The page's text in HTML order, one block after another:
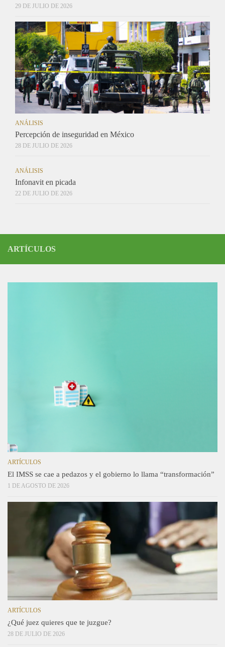
29 DE JULIO DE 2026
ANÁLISIS
Percepción de inseguridad en México
28 DE JULIO DE 2026
ANÁLISIS
Infonavit en picada
22 DE JULIO DE 2026
ARTÍCULOS
ARTÍCULOS
El IMSS se cae a pedazos y el gobierno lo llama “transformación”
1 DE AGOSTO DE 2026
ARTÍCULOS
¿Qué juez quieres que te juzgue?
28 DE JULIO DE 2026